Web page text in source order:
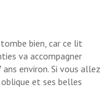
tombe bien, car ce lit
va accompagner
environ. Si vous allez
et ses belles